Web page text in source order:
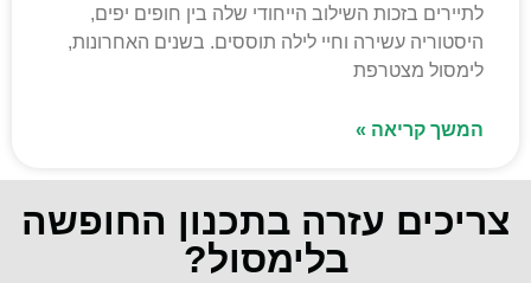
לתיירים בזכות השילוב הייחודי שלה בין חופים יפים,
היסטוריה עשירה וחיי לילה תוססים. בשנים האחרונות,
לימסול מצטרפת
המשך קריאה »
צריכים עזרה בתכנון החופשה
בלימסול?